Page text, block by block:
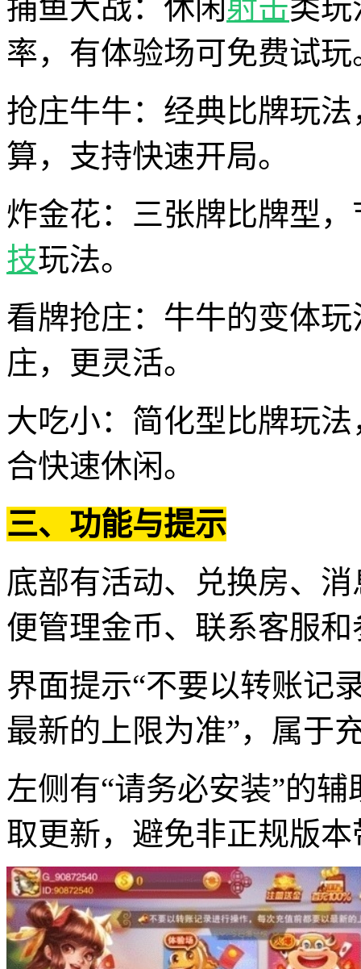
捕鱼大战：休闲 射击类
率，有体验场可免费试玩
抢庄牛牛：经典比牌玩
算，支持快速开局。
炸金花：三张牌比牌型
技玩法。
看牌抢庄：牛牛的变体
庄，更灵活。
大吃小：简化型比牌玩
合快速休闲。
三、功能与提示
底部有活动、兑换房、
便管理金币、联系客服
界面提示“不要以转账记
最新的上限为准”，属于
左侧有“请务必安装”的
取更新，避免非正规版